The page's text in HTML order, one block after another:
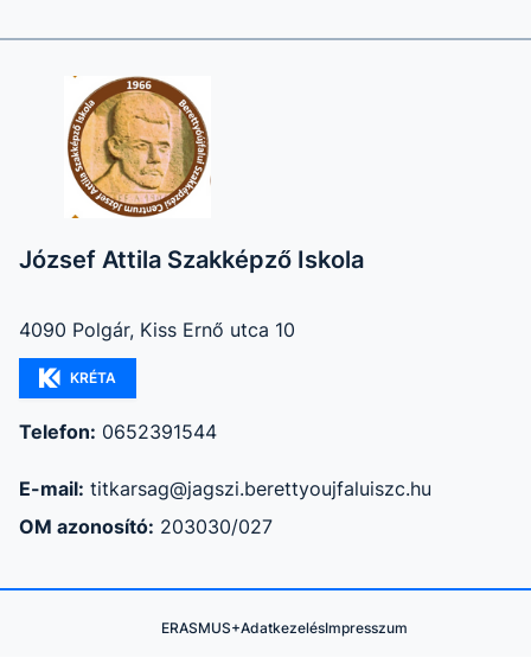
József Attila Szakképző Iskola
4090 Polgár, Kiss Ernő utca 10
KRÉTA
Telefon: 0652391544
E-mail: titkarsag@jagszi.berettyoujfaluiszc.hu
OM azonosító: 203030/027
ERASMUS+AdatkezelésImpresszum